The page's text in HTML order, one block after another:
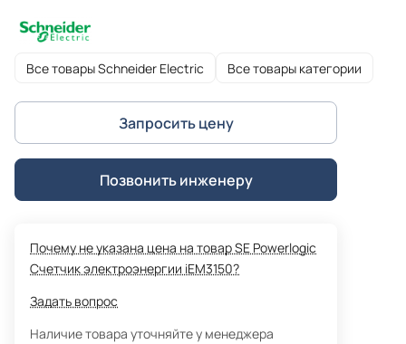
Все товары Schneider Electric Все товары категории
Запросить цену
Позвонить инженеру
Почему не указана цена на товар SE Powerlogic
Счетчик электроэнергии iEM3150?
Задать вопрос
Наличие товара уточняйте у менеджера